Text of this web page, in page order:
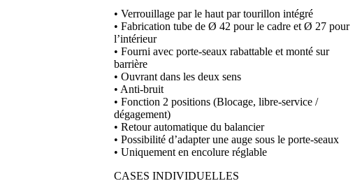
• Verrouillage par le haut par tourillon intégré
• Fabrication tube de Ø 42 pour le cadre et Ø 27 pour
l’intérieur
• Fourni avec porte-seaux rabattable et monté sur
barrière
• Ouvrant dans les deux sens
• Anti-bruit
• Fonction 2 positions (Blocage, libre-service /
dégagement)
• Retour automatique du balancier
• Possibilité d’adapter une auge sous le porte-seaux
• Uniquement en encolure réglable
CASES INDIVIDUELLES